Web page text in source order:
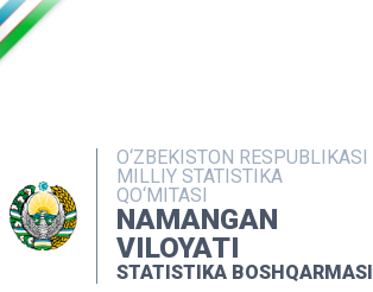
O‘ZBEKISTON RESPUBLIKASI
MILLIY STATISTIKA
QO‘MITASI
NAMANGAN
VILOYATI
STATISTIKA BOSHQARMASI
NASHRLAR
INTERAKTIV XIZMATLAR
MATBUOT XIZMATI
MUROJAATLAR